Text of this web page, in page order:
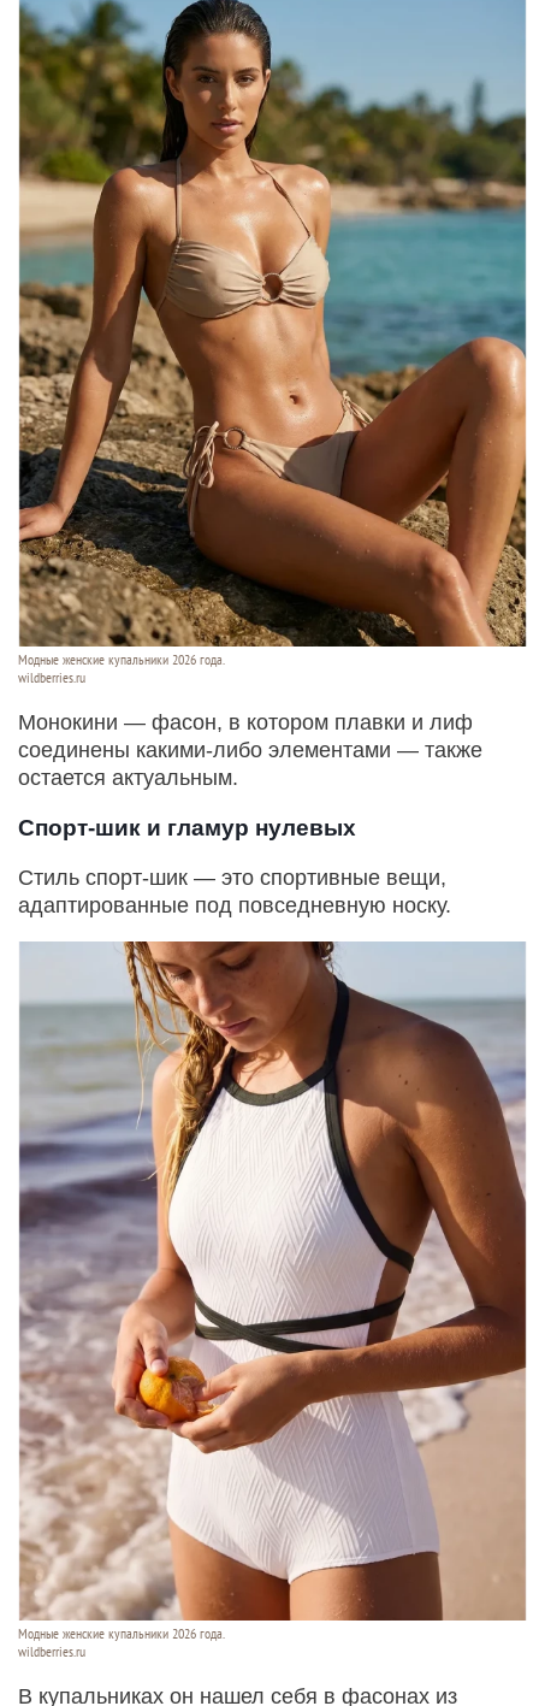
Модные женские купальники 2026 года.
wildberries.ru
Монокини — фасон, в котором плавки и лиф
соединены какими-либо элементами — также
остается актуальным.
Спорт-шик и гламур нулевых
Стиль спорт-шик — это спортивные вещи,
адаптированные под повседневную носку.
Модные женские купальники 2026 года.
wildberries.ru
В купальниках он нашел себя в фасонах из